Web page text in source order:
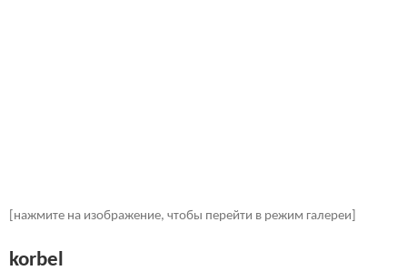
[нажмите на изображение, чтобы перейти в режим галереи]
korbel